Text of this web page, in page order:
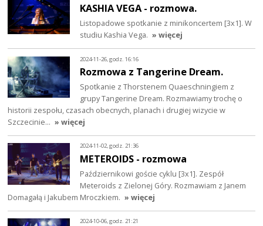
KASHIA VEGA - rozmowa.
Listopadowe spotkanie z minikoncertem [3x1]. W
studiu Kashia Vega. » więcej
2024-11-26, godz. 16:16
Rozmowa z Tangerine Dream.
Spotkanie z Thorstenem Quaeschningiem z
grupy Tangerine Dream. Rozmawiamy trochę o
historii zespołu, czasach obecnych, planach i drugiej wizycie w
Szczecinie… » więcej
2024-11-02, godz. 21:36
METEROIDS - rozmowa
Październikowi goście cyklu [3x1]. Zespół
Meteroids z Zielonej Góry. Rozmawiam z Janem
Domagałą i Jakubem Mroczkiem. » więcej
2024-10-06, godz. 21:21